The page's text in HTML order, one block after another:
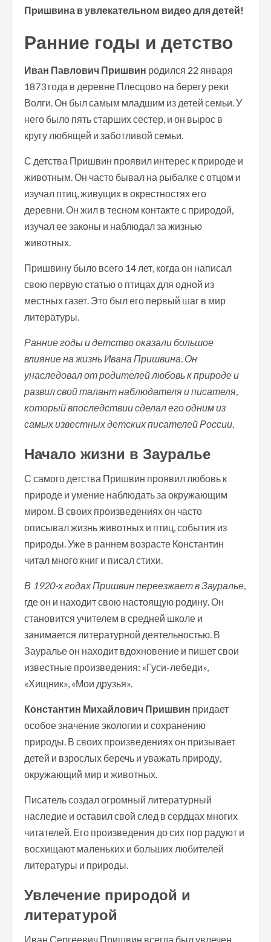
Пришвина в увлекательном видео для детей!
Ранние годы и детство
Иван Павлович Пришвин родился 22 января
1873 года в деревне Плесцово на берегу реки
Волги. Он был самым младшим из детей семьи. У
него было пять старших сестер, и он вырос в
кругу любящей и заботливой семьи.
С детства Пришвин проявил интерес к природе и
животным. Он часто бывал на рыбалке с отцом и
изучал птиц, живущих в окрестностях его
деревни. Он жил в тесном контакте с природой,
изучал ее законы и наблюдал за жизнью
животных.
Пришвину было всего 14 лет, когда он написал
свою первую статью о птицах для одной из
местных газет. Это был его первый шаг в мир
литературы.
Ранние годы и детство оказали большое
влияние на жизнь Ивана Пришвина. Он
унаследовал от родителей любовь к природе и
развил свой талант наблюдателя и писателя,
который впоследствии сделал его одним из
самых известных детских писателей России.
Начало жизни в Зауралье
С самого детства Пришвин проявил любовь к
природе и умение наблюдать за окружающим
миром. В своих произведениях он часто
описывал жизнь животных и птиц, события из
природы. Уже в раннем возрасте Константин
читал много книг и писал стихи.
В 1920-х годах Пришвин переезжает в Зауралье,
где он и находит свою настоящую родину. Он
становится учителем в средней школе и
занимается литературной деятельностью. В
Зауралье он находит вдохновение и пишет свои
известные произведения: «Гуси-лебеди»,
«Хищник», «Мои друзья».
Константин Михайлович Пришвин придает
особое значение экологии и сохранению
природы. В своих произведениях он призывает
детей и взрослых беречь и уважать природу,
окружающий мир и животных.
Писатель создал огромный литературный
наследие и оставил свой след в сердцах многих
читателей. Его произведения до сих пор радуют и
восхищают маленьких и больших любителей
литературы и природы.
Увлечение природой и
литературой
Иван Сергеевич Пришвин всегда был увлечен